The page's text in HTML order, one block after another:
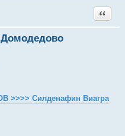
Домодедово
Quote
>>>> Силденафин Виагра